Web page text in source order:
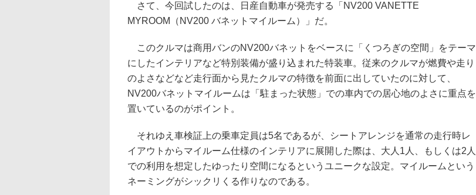
さて、今回試したのは、日産自動車が発売する「NV200 VANETTE
MYROOM（NV200 バネットマイルーム）」だ。
このクルマは商用バンのNV200バネットをベースに「くつろぎの空間」をテーマ
にしたインテリアなど特別装備が盛り込まれた特装車。従来のクルマが燃費や走り
のよさなどなど走行面から見たクルマの特徴を前面に出していたのに対して、
NV200バネットマイルームは「駐まった状態」での車内での居心地のよさに重点を
置いているのがポイント。
それゆえ車検証上の乗車定員は5名であるが、シートアレンジを通常の走行時レ
イアウトからマイルーム仕様のインテリアに展開した際は、大人1人、もしくは2人
での利用を想定したゆったり空間になるというユニークな設定。マイルームという
ネーミングがシックリくる作りなのである。